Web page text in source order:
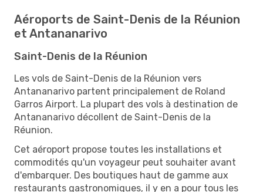
Aéroports de Saint-Denis de la Réunion
et Antananarivo
Saint-Denis de la Réunion
Les vols de Saint-Denis de la Réunion vers
Antananarivo partent principalement de Roland
Garros Airport. La plupart des vols à destination de
Antananarivo décollent de Saint-Denis de la
Réunion.
Cet aéroport propose toutes les installations et
commodités qu'un voyageur peut souhaiter avant
d'embarquer. Des boutiques haut de gamme aux
restaurants gastronomiques, il y en a pour tous les